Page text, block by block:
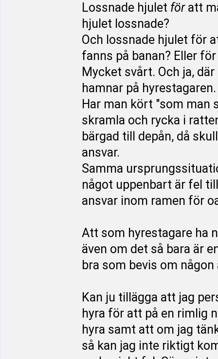
Lossnade hjulet föratt
hjulet lossnade?
Och lossnade hjulet för
fanns på banan? Eller
Mycket svårt. Och ja,
hamnar på hyrestagaren.
Har man kört "som man
skramla och rycka i
bärgad till depån, då
ansvar.
Samma
något uppenbart är fel
ansvar inom ramen för
Att som hyrestagare ha
även om det så bara är
bra som bevis om
Kan ju tillägga att jag
hyra för att på en rimlig
hyra samt att om jag
så kan jag inte riktigt